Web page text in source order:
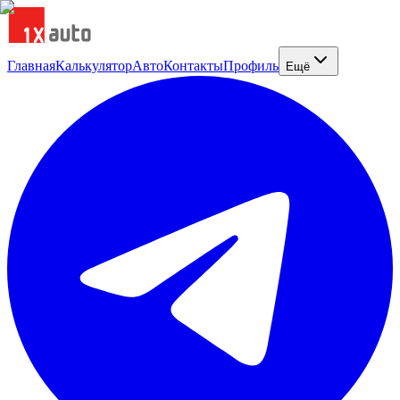
ГлавнаяКалькуляторАвтоКонтактыПрофиль Ещё